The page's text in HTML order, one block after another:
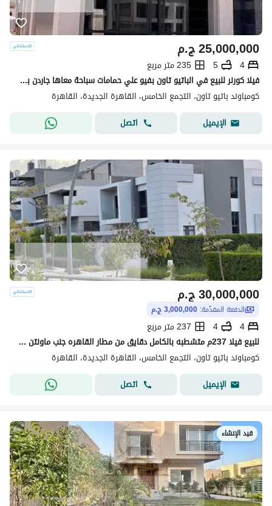
ج.م25,000,000
4
5
235 متر مربع
فيلا كورنر للبيع في الباتيو تاون بفيو علي حمامات سباحة معاها جاردن بمساحة كبيرة بجوار auc في التجمع الخامس
كومباوند باتيو تاون، التجمع الخامس، القاهرة الجديدة، القاهرة
الإيميل
اتصل
ج.م30,000,000
الدفعة المقدّمة: 3,000,000 ج.م
4
4
237 متر مربع
للبيع فيلا 237م متشطبه بالكامل دقايق من مطار القاهره جنب ماونتن فيو كمبوند Patio town
كومباوند باتيو تاون، التجمع الخامس، القاهرة الجديدة، القاهرة
الإيميل
اتصل
قيد الإنشاء